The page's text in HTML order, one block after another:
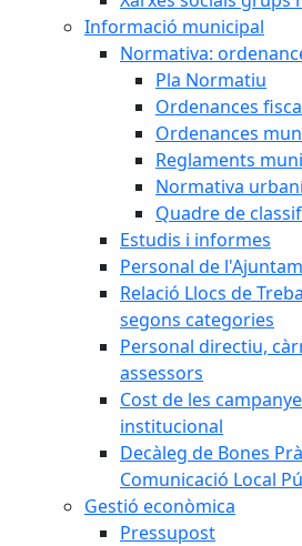
Informació municipal
Normativa:
Pla Normatiu
Ordenances
Ordenances
Reglaments
Normativa
Quadre de
Estudis i informes
Personal de
Relació Llocs de
segons categories
Personal directiu,
assessors
Cost de les
institucional
Decàleg de Bones
Comunicació Local
Gestió econòmica
Pressupost